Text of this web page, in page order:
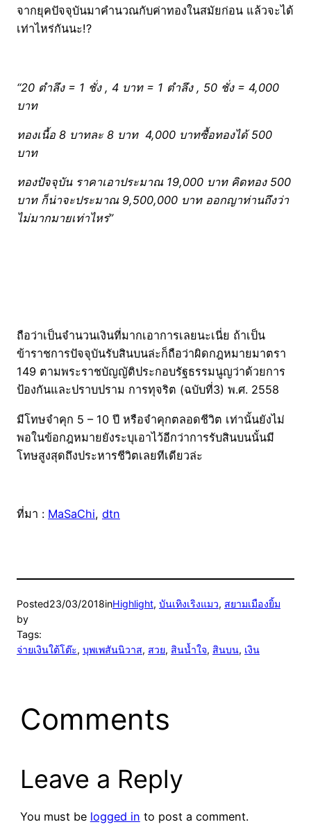
จากยุคปัจจุบันมาคำนวณกับค่าทองในสมัยก่อน แล้วจะได้
เท่าไหร่กันนะ!?
“20 ตำลึง = 1 ชั่ง , 4 บาท = 1 ตำลึง , 50 ชั่ง = 4,000
บาท
ทองเนื้อ 8 บาทละ 8 บาท 4,000 บาทซื้อทองได้ 500
บาท
ทองปัจจุบัน ราคาเอาประมาณ 19,000 บาท คิดทอง 500
บาท ก็น่าจะประมาณ 9,500,000 บาท ออกญาท่านถึงว่า
ไม่มากมายเท่าไหร่”
ถือว่าเป็นจำนวนเงินที่มากเอาการเลยนะเนี่ย ถ้าเป็น
ข้าราชการปัจจุบันรับสินบนล่ะก็ถือว่าผิดกฎหมายมาตรา
149 ตามพระราชบัญญัติประกอบรัฐธรรมนูญว่าด้วยการ
ป้องกันและปราบปราม การทุจริต (ฉบับที่3) พ.ศ. 2558
มีโทษจำคุก 5 – 10 ปี หรือจำคุกตลอดชีวิต เท่านั้นยังไม่
พอในข้อกฎหมายยังระบุเอาไว้อีกว่าการรับสินบนนั้นมี
โทษสูงสุดถึงประหารชีวิตเลยทีเดียวล่ะ
ที่มา : MaSaChi, dtn
Posted23/03/2018inHighlight, บันเทิงเริงแมว, สยามเมืองยิ้ม
by
Tags:
จ่ายเงินใต้โต๊ะ, บุพเพสันนิวาส, สวย, สินน้ำใจ, สินบน, เงิน
Comments
Leave a Reply
You must be logged in to post a comment.